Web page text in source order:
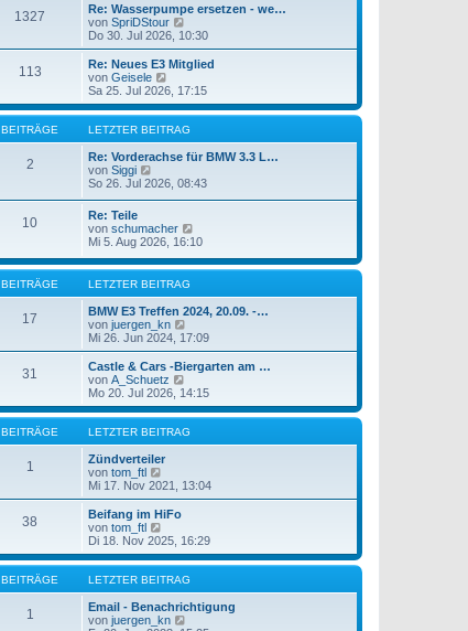
1327
Re: Wasserpumpe ersetzen - we…
von SpriDStour
e
u
e
s
t
r
B
e
i
r
g
Do 30. Jul 2026, 10:30
113
Re: Neues E3 Mitglied
von Geisele
e
u
e
s
t
e
B
r
a
g
Sa 25. Jul 2026, 17:15
BEITRÄGE LETZTER BEITRAG
2
Re: Vorderachse für BMW 3.3 L…
von Siggi
e
t
e
r
B
e
i
t
r
a
g
So 26. Jul 2026, 08:43
10
Re: Teile
von schumacher
e
e
e
r
B
e
t
r
a
g
Mi 5. Aug 2026, 16:10
BEITRÄGE LETZTER BEITRAG
17
BMW E3 Treffen 2024, 20.09. -…
von juergen_kn
e
u
e
t
r
B
e
r
Mi 26. Jun 2024, 17:09
31
Castle & Cars -Biergarten am …
von A_Schuetz
e
u
e
s
t
B
e
r
g
Mo 20. Jul 2026, 14:15
BEITRÄGE LETZTER BEITRAG
1
Zündverteiler
von tom_ftl
e
u
e
t
r
B
e
i
t
Mi 17. Nov 2021, 13:04
38
Beifang im HiFo
von tom_ftl
e
u
e
s
t
e
r
Di 18. Nov 2025, 16:29
BEITRÄGE LETZTER BEITRAG
1
Email - Benachrichtigung
von juergen_kn